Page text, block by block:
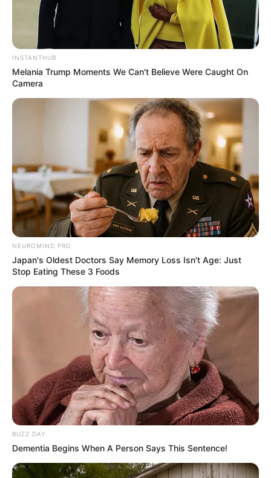
INSTANTHUB
Melania Trump Moments We Can't Believe Were Caught On
Camera
NEUROMIND PRO
Japan's Oldest Doctors Say Memory Loss Isn't Age: Just
Stop Eating These 3 Foods
BUZZ DAY
Dementia Begins When A Person Says This Sentence!